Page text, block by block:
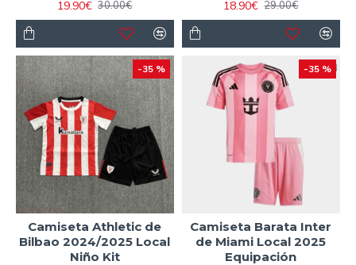
19.90€ 30.00€
18.90€ 29.00€
-35 %
Camiseta Athletic de
Bilbao 2024/2025 Local
Niño Kit
-35 %
Camiseta Barata Inter
de Miami Local 2025
Equipación